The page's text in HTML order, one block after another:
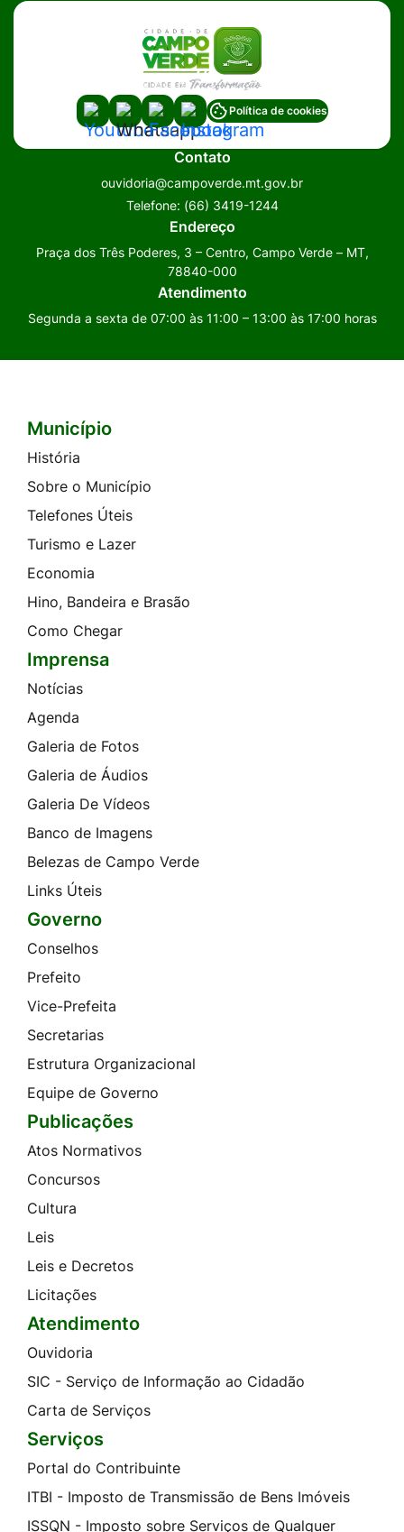
Acessar
a
Social
Acessar
a
Social
Whatsapp
Acessar
a
Rede
Social
Facebook
Acessar
a
Rede
Social
Instagram
Política de cookies
Contato
ouvidoria@campoverde.mt.gov.br
Telefone: (66) 3419-1244
Endereço
Praça dos Três Poderes, 3 – Centro, Campo Verde – MT,
78840-000
Atendimento
Segunda a sexta de 07:00 às 11:00 – 13:00 às 17:00 horas
Seção do Rodapé e Contato
Município
História
Sobre o Município
Telefones Úteis
Turismo e Lazer
Economia
Hino, Bandeira e Brasão
Como Chegar
Imprensa
Notícias
Agenda
Galeria de Fotos
Galeria de Áudios
Galeria De Vídeos
Banco de Imagens
Belezas de Campo Verde
Links Úteis
Governo
Conselhos
Prefeito
Vice-Prefeita
Secretarias
Estrutura Organizacional
Equipe de Governo
Publicações
Atos Normativos
Concursos
Cultura
Leis
Leis e Decretos
Licitações
Atendimento
Ouvidoria
SIC - Serviço de Informação ao Cidadão
Carta de Serviços
Serviços
Portal do Contribuinte
ITBI - Imposto de Transmissão de Bens Imóveis
ISSQN - Imposto sobre Serviços de Qualquer